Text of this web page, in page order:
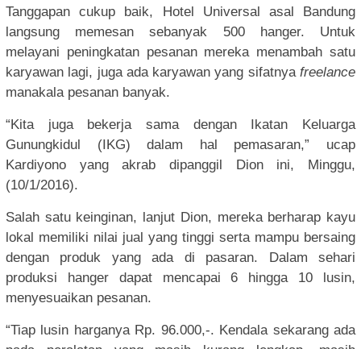
Tanggapan cukup baik, Hotel Universal asal Bandung
langsung memesan sebanyak 500 hanger. Untuk
melayani peningkatan pesanan mereka menambah satu
karyawan lagi, juga ada karyawan yang sifatnya freelance
manakala pesanan banyak.
“Kita juga bekerja sama dengan Ikatan Keluarga
Gunungkidul (IKG) dalam hal pemasaran,” ucap
Kardiyono yang akrab dipanggil Dion ini, Minggu,
(10/1/2016).
Salah satu keinginan, lanjut Dion, mereka berharap kayu
lokal memiliki nilai jual yang tinggi serta mampu bersaing
dengan produk yang ada di pasaran. Dalam sehari
produksi hanger dapat mencapai 6 hingga 10 lusin,
menyesuaikan pesanan.
“Tiap lusin harganya Rp. 96.000,-. Kendala sekarang ada